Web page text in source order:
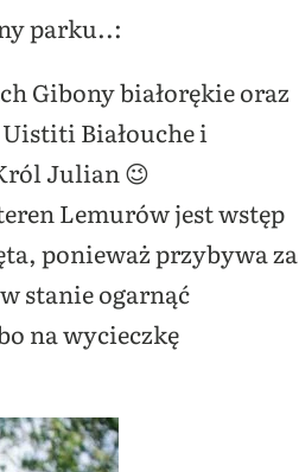
parku..:
Gibony białorękie oraz
Białouche i
Julian 😉
Lemurów jest wstęp
ponieważ przybywa za
stanie ogarnąć
na wycieczkę